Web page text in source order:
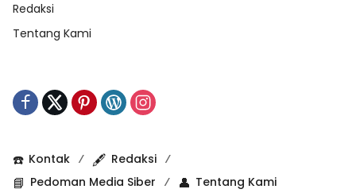
Redaksi
Tentang Kami
☎️ Kontak 🖋️ Redaksi
📘 Pedoman Media Siber 👤 Tentang Kami